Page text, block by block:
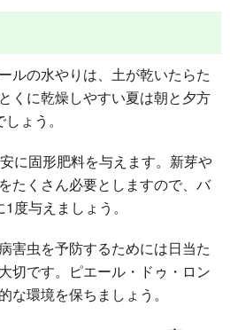
ルの水やりは、土が乾いたらた
くに乾燥しやすい夏は朝と夕方
ょう。
に固形肥料を与えます。新芽や
たくさん必要としますので、バ
度与えましょう。
害虫を予防するためには日当た
切です。ピエール・ドゥ・ロン
な環境を保ちましょう。